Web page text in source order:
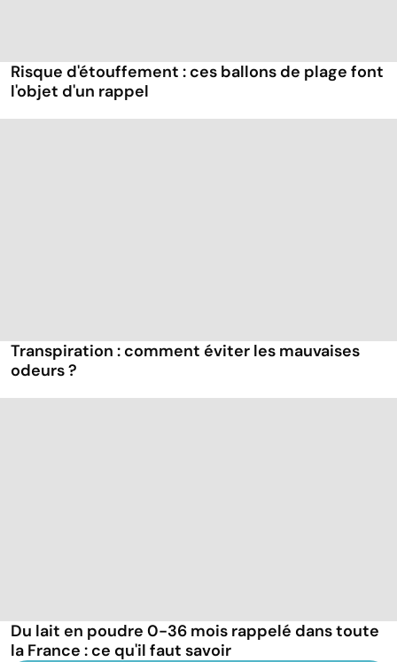
Risque d'étouffement : ces ballons de plage font
l'objet d'un rappel
Transpiration : comment éviter les mauvaises
odeurs ?
Du lait en poudre 0-36 mois rappelé dans toute
la France : ce qu'il faut savoir